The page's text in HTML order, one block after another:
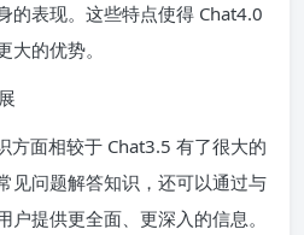
的表现。这些特点使得 Chat4.0
的优势。
方面相较于 Chat3.5 有了很大的
见问题解答知识，还可以通过与
提供更全面、更深入的信息。